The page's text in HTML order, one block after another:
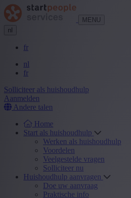
MENU
nl
fr
nl
fr
Solliciteer als huishoudhulp
Aanmelden
Andere talen
Home
Start als huishoudhulp
Werken als huishoudhulp
Voordelen
Veelgestelde vragen
Solliciteer nu
Huishoudhulp aanvragen
Doe uw aanvraag
Praktische info